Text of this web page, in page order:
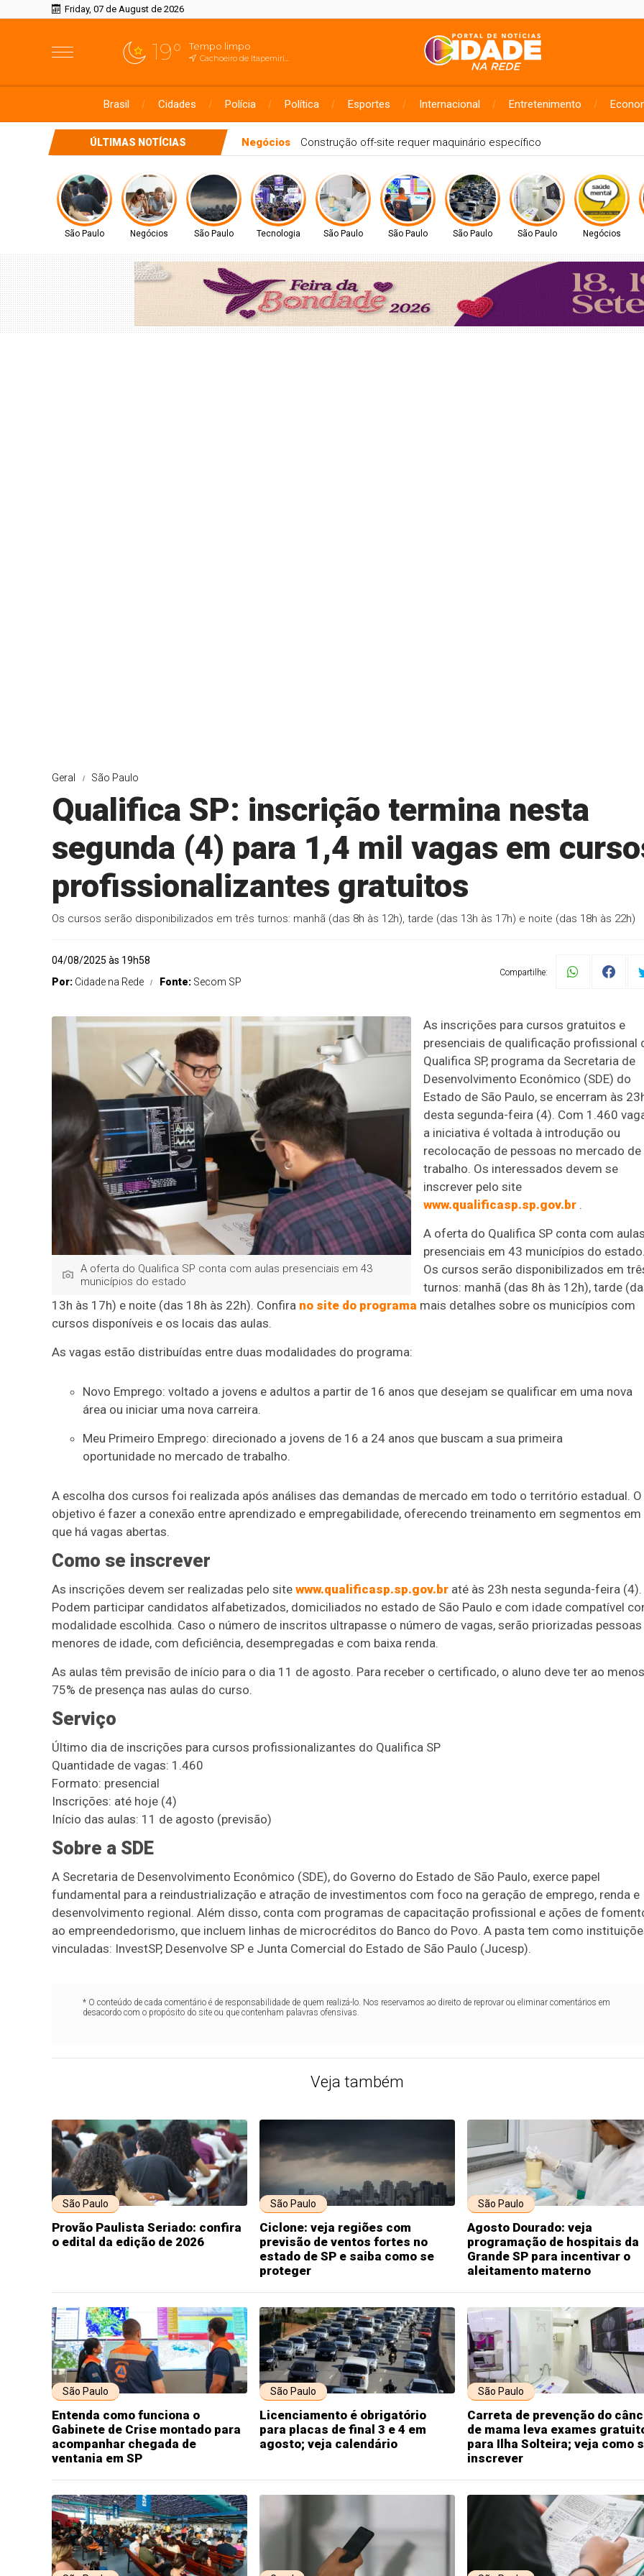
Friday, 07 de August de 2026
19° Tempo limpo
Cachoeiro de Itapemirim, ES
Brasil Cidades Polícia Política Esportes Internacional Entretenimento
ÚLTIMAS NOTÍCIAS São Paulo Provão Paulista Seriado: confira o edital da edição de 2026
São Paulo Negócios São Paulo Tecnologia São Paulo São Paulo São Paulo São Paulo Negócios
Geral São Paulo
Qualifica SP: inscrição termina nesta
segunda (4) para 1,4 mil vagas em
profissionalizantes gratuitos
Os cursos serão disponibilizados em três turnos: manhã (das 8h às 12h), tarde (das 13h às 17h) e noite (das 18h às 22h)
04/08/2025 às 19h58
Por: Cidade na Rede Fonte: Secom SP
Compartilhe:
A oferta do Qualifica SP conta com aulas presenciais em 43
municípios do estado
As inscrições para cursos gratuitos e
presenciais de qualificação profissional
Qualifica SP, programa da Secretaria de
Desenvolvimento Econômico (SDE) do
Estado de São Paulo, se encerram às
desta segunda-feira (4). Com 1.460
a iniciativa é voltada à introdução ou
recolocação de pessoas no mercado de
trabalho. Os interessados devem se
inscrever pelo site
www.qualificasp.sp.gov.br .
A oferta do Qualifica SP conta com
presenciais em 43 municípios do
Os cursos serão disponibilizados em
turnos: manhã (das 8h às 12h), tarde
13h às 17h) e noite (das 18h às 22h). Confira no site do programa mais detalhes sobre os municípios com
cursos disponíveis e os locais das aulas.
As vagas estão distribuídas entre duas modalidades do programa:
Novo Emprego: voltado a jovens e adultos a partir de 16 anos que desejam se qualificar em uma nova
área ou iniciar uma nova carreira.
Meu Primeiro Emprego: direcionado a jovens de 16 a 24 anos que buscam a sua primeira
oportunidade no mercado de trabalho.
A escolha dos cursos foi realizada após análises das demandas de mercado em todo o território estadual. O
objetivo é fazer a conexão entre aprendizado e empregabilidade, oferecendo treinamento em segmentos em
que há vagas abertas.
Como se inscrever
As inscrições devem ser realizadas pelo site www.qualificasp.sp.gov.br até às 23h nesta segunda-feira (4).
Podem participar candidatos alfabetizados, domiciliados no estado de São Paulo e com idade compatível
modalidade escolhida. Caso o número de inscritos ultrapasse o número de vagas, serão priorizadas pessoas
menores de idade, com deficiência, desempregadas e com baixa renda.
As aulas têm previsão de início para o dia 11 de agosto. Para receber o certificado, o aluno deve ter ao menos
75% de presença nas aulas do curso.
Serviço
Último dia de inscrições para cursos profissionalizantes do Qualifica SP
Quantidade de vagas: 1.460
Formato: presencial
Inscrições: até hoje (4)
Início das aulas: 11 de agosto (previsão)
Sobre a SDE
A Secretaria de Desenvolvimento Econômico (SDE), do Governo do Estado de São Paulo, exerce papel
fundamental para a reindustrialização e atração de investimentos com foco na geração de emprego, renda e
desenvolvimento regional. Além disso, conta com programas de capacitação profissional e ações de
ao empreendedorismo, que incluem linhas de microcréditos do Banco do Povo. A pasta tem como
vinculadas: InvestSP, Desenvolve SP e Junta Comercial do Estado de São Paulo (Jucesp).
* O conteúdo de cada comentário é de responsabilidade de quem realizá-lo. Nos reservamos ao direito de reprovar ou eliminar comentários em
desacordo com o propósito do site ou que contenham palavras ofensivas.
Veja também
São Paulo
Provão Paulista Seriado: confira
o edital da edição de 2026
São Paulo
Ciclone: veja regiões com
previsão de ventos fortes no
estado de SP e saiba como se
proteger
São Paulo
Agosto Dourado: veja
programação de hospitais da
Grande SP para incentivar o
aleitamento materno
São Paulo
Entenda como funciona o
Gabinete de Crise montado para
acompanhar chegada de
ventania em SP
São Paulo
Licenciamento é obrigatório
para placas de final 3 e 4 em
agosto; veja calendário
São Paulo
Carreta de prevenção do
de mama leva exames
para Ilha Solteira; veja como
inscrever